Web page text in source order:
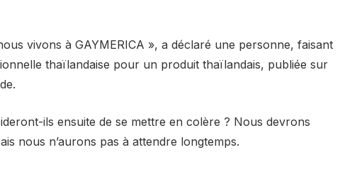
vivons à GAYMERICA », a déclaré une personne, faisant
thaïlandaise pour un produit thaïlandais, publiée sur
ils ensuite de se mettre en colère ? Nous devrons
nous n’aurons pas à attendre longtemps.